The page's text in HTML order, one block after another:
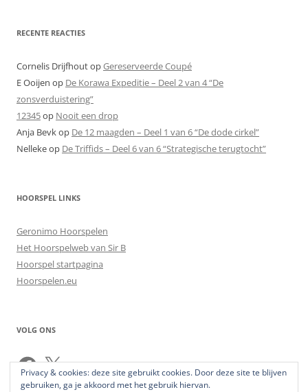
RECENTE REACTIES
Cornelis DrijfhoutopGereserveerde Coupé
E Ooijen op De Korawa Expeditie – Deel 2 van 4 “De
zonsverduistering”
12345op Nooit een drop
Anja Bevkop De 12 maagden – Deel 1 van 6 “De dode cirkel”
Nellekeop De Triffids – Deel 6 van 6 “Strategische terugtocht”
HOORSPEL LINKS
Geronimo Hoorspelen
Het Hoorspelweb van Sir B
Hoorspel startpagina
Hoorspelen.eu
VOLG ONS
Facebook
X
Privacy & cookies: deze site gebruikt cookies. Door deze site te blijven
gebruiken, ga je akkoord met het gebruik hiervan.